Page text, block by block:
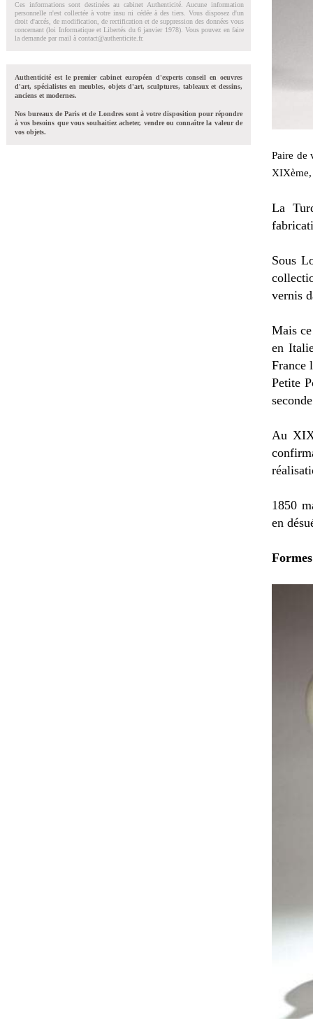
Ces informations sont destinées au cabinet Authenticité. Aucune information
personnelle n'est collectée à votre insu ni cédée à des tiers. Vous disposez d'un
droit d'accés, de modification, de rectification et de suppression des données vous
concernant (loi Informatique et Libertés du 6 janvier 1978). Vous pouvez en faire
la demande par mail à contact@authenticite.fr.
Authenticité est le premier cabinet européen d'experts conseil en oeuvres
d'art, spécialistes en meubles, objets d'art, sculptures, tableaux et dessins,
anciens et modernes.
Nos bureaux de Paris et de Londres sont à votre disposition pour répondre
à vos besoins que vous souhaitiez acheter, vendre ou connaître la valeur de
vos objets.
Paire de
XIXème,
La
Sous
vernis
Mais
en
France
Petite
Au
1850
en